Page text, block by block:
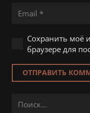
Сохранить моё
браузере для
ОТПРАВИТЬ